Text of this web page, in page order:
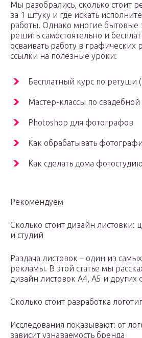
Мы разобрались, сколько стоит
за 1 штуку и где искать
работы. Однако многие бытовые
решить самостоятельно и
осваивать работу в графических
ссылки на полезные уроки:
Бесплатный курс по ретуши
Мастер-классы по
Photoshop для фотографов
Как обрабатывать
Как сделать дома фотостудию
Рекомендуем
Сколько стоит дизайн листовки:
и студий
Раздача листовок – один из
рекламы. В этой статье мы
дизайн листовок А4, А5 и
Сколько стоит разработка
Исследования показывают: от
зависит узнаваемость бренда